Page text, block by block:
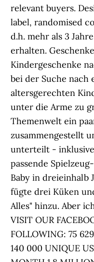
relevant buyers.
label, randomised
d.h. mehr als 3
erhalten.
Kindergeschenke
bei der Suche nach
altersgerechten
unter die Arme zu
Themenwelt ein
zusammengestellt
unterteilt -
passende
Baby in dreieinhalb
fügte drei Küken
Alles" hinzu. Aber
VISIT OUR
FOLLOWING: 75
140 000 UNIQUE